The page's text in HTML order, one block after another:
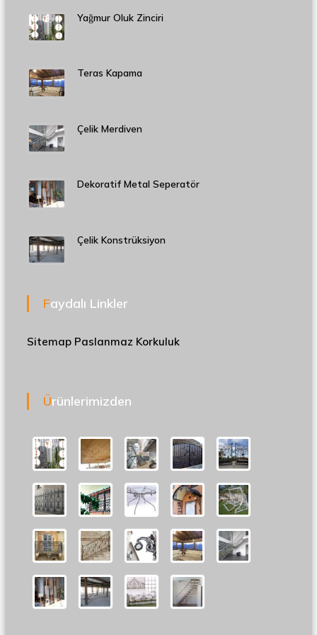
Yağmur Oluk Zinciri
Teras Kapama
Çelik Merdiven
Dekoratif Metal Seperatör
Çelik Konstrüksiyon
Faydalı Linkler
Sitemap Paslanmaz Korkuluk
Ürünlerimizden